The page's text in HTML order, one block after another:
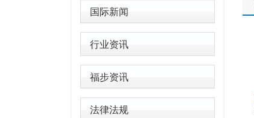
国际新闻
行业资讯
福步资讯
法律法规